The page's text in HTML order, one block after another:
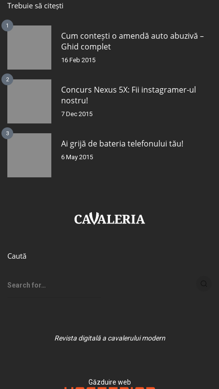
Trebuie să citești
1
Cum contești o amendă auto abuzivă –
Ghid complet
16 Feb 2015
2
Concurs Nexus 5X: Fii instagramer-ul
nostru!
7 Dec 2015
3
Ai grijă de bateria telefonului tău!
6 May 2015
Caută
Revista digitală a cavalerului modern
Găzduire web